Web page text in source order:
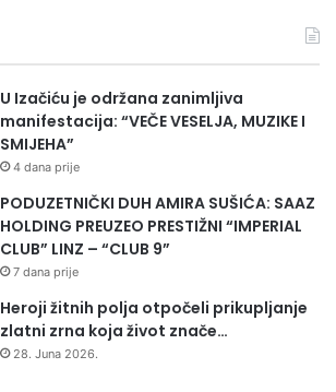
U Izačiću je održana zanimljiva
manifestacija: “VEČE VESELJA, MUZIKE I
SMIJEHA”
4 dana prije
PODUZETNIČKI DUH AMIRA SUŠIĆA: SAAZ
HOLDING PREUZEO PRESTIŽNI “IMPERIAL
CLUB” LINZ – “CLUB 9”
7 dana prije
Heroji žitnih polja otpočeli prikupljanje
zlatni zrna koja život znače…
28. Juna 2026.